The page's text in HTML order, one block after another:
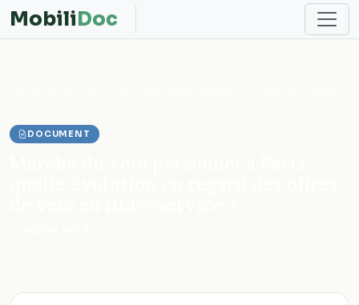
MobiliDoc
DOCUMENT